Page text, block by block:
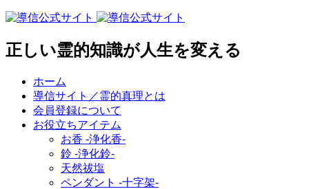
正しい霊的知識が人生を変える
ホーム
導信サイト／霊的真理とは
会員登録について
お役立ちアイテム
お香 ‐浄化香‐
鈴 ‐浄化鈴‐
天然祓塩
ペンダント -十字架-